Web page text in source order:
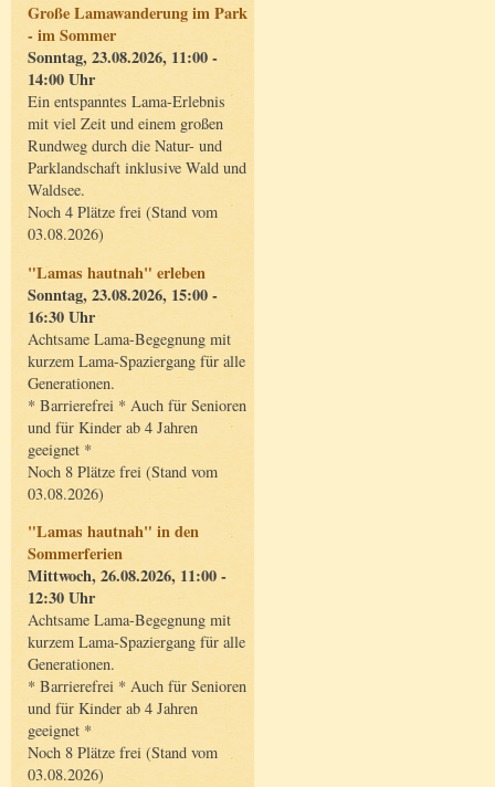
Große Lamawanderung im Park
- im Sommer
Sonntag, 23.08.2026, 11:00 -
14:00 Uhr
Ein entspanntes Lama-Erlebnis
mit viel Zeit und einem großen
Rundweg durch die Natur- und
Parklandschaft inklusive Wald und
Waldsee.
Noch 4 Plätze frei (Stand vom
03.08.2026)
"Lamas hautnah" erleben
Sonntag, 23.08.2026, 15:00 -
16:30 Uhr
Achtsame Lama-Begegnung mit
kurzem Lama-Spaziergang für alle
Generationen.
* Barrierefrei * Auch für Senioren
und für Kinder ab 4 Jahren
geeignet *
Noch 8 Plätze frei (Stand vom
03.08.2026)
"Lamas hautnah" in den
Sommerferien
Mittwoch, 26.08.2026, 11:00 -
12:30 Uhr
Achtsame Lama-Begegnung mit
kurzem Lama-Spaziergang für alle
Generationen.
* Barrierefrei * Auch für Senioren
und für Kinder ab 4 Jahren
geeignet *
Noch 8 Plätze frei (Stand vom
03.08.2026)